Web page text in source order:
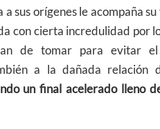
sus orígenes le acompaña
con cierta incredulidad por
de tomar para evitar el
a la dañada relación
un final acelerado lleno